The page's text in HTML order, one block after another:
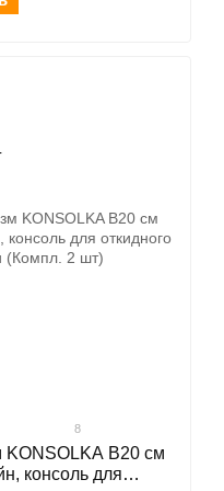
8
KONSOLKA B20 см
консоль для